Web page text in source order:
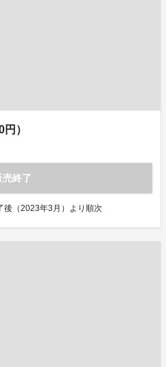
）
売終了
後（2023年3月）より順次